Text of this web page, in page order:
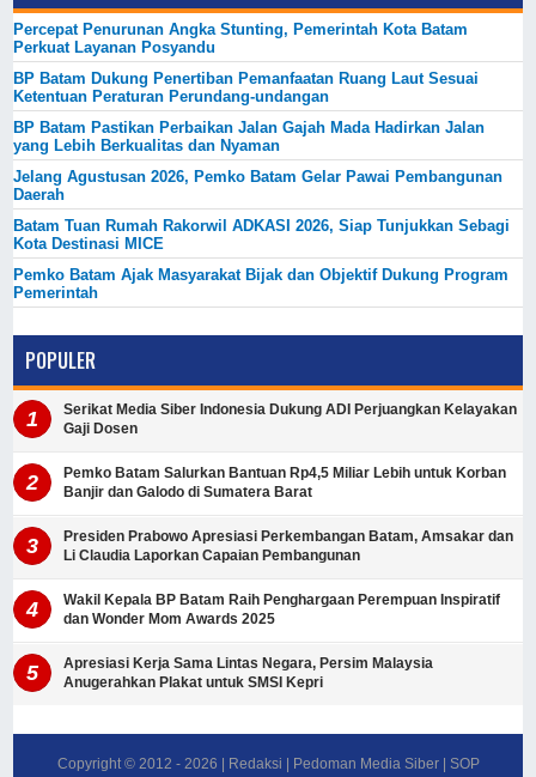
Percepat Penurunan Angka Stunting, Pemerintah Kota Batam
Perkuat Layanan Posyandu
BP Batam Dukung Penertiban Pemanfaatan Ruang Laut Sesuai
Ketentuan Peraturan Perundang-undangan
BP Batam Pastikan Perbaikan Jalan Gajah Mada Hadirkan Jalan
yang Lebih Berkualitas dan Nyaman
Jelang Agustusan 2026, Pemko Batam Gelar Pawai Pembangunan
Daerah
Batam Tuan Rumah Rakorwil ADKASI 2026, Siap Tunjukkan Sebagi
Kota Destinasi MICE
Pemko Batam Ajak Masyarakat Bijak dan Objektif Dukung Program
Pemerintah
POPULER
Serikat Media Siber Indonesia Dukung ADI Perjuangkan Kelayakan
Gaji Dosen
Pemko Batam Salurkan Bantuan Rp4,5 Miliar Lebih untuk Korban
Banjir dan Galodo di Sumatera Barat
Presiden Prabowo Apresiasi Perkembangan Batam, Amsakar dan
Li Claudia Laporkan Capaian Pembangunan
Wakil Kepala BP Batam Raih Penghargaan Perempuan Inspiratif
dan Wonder Mom Awards 2025
Apresiasi Kerja Sama Lintas Negara, Persim Malaysia
Anugerahkan Plakat untuk SMSI Kepri
Copyright © 2012 - 2026 | Redaksi | Pedoman Media Siber| SOP